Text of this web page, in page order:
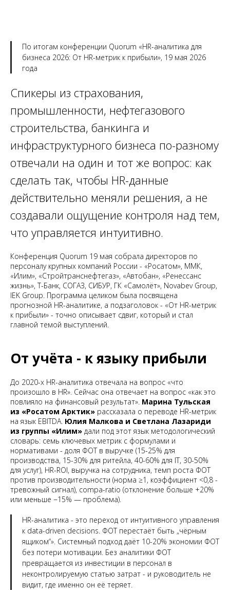
По итогам конференции Quorum «HR-аналитика для
бизнеса 2026: От HR-метрик к прибыли», 19 мая 2026
года
Спикеры из страхования,
промышленности, нефтегазового
строительства, банкинга и
инфраструктурного бизнеса по-разному
отвечали на один и тот же вопрос: как
сделать так, чтобы HR-данные
действительно меняли решения, а не
создавали ощущение контроля над тем,
что управляется интуитивно.
Конференция Quorum 19 мая собрала директоров по
персоналу крупных компаний России - «Росатом», ММК,
«Илим», «Стройтранснефтегаз», «Автобан», «Ренессанс
жизнь», Т-Банк, СОГАЗ, СИБУР, ГК «Самолёт», Novabev Group,
IEK Group. Программа целиком была посвящена
прогнозной HR-аналитике, а подзаголовок - «От HR-метрик
к прибыли» - точно описывает сдвиг, который и стал
главной темой выступлений.
От учёта - к языку прибыли
До 2020-х HR-аналитика отвечала на вопрос «что
произошло в HR». Сейчас она отвечает на вопрос «как это
повлияло на финансовый результат». Марина Тульская
из «Росатом Арктик» рассказала о переводе HR-метрик
на язык EBITDA. Юлия Малкова и Светлана Лазариди
из группы «Илим» дали под этот язык методологический
словарь: семь ключевых метрик с формулами и
нормативами - доля ФОТ в выручке (15-25% для
производства, 15-30% для ритейла, 40-60% для IT, 30-50%
для услуг), HR-ROI, выручка на сотрудника, темп роста ФОТ
против производительности (норма ≥1, коэффициент <0,8 -
тревожный сигнал), compa-ratio (отклонение больше +20%
или меньше −15% — проблема).
HR-аналитика - это переход от интуитивного управления
к data-driven decisions. ФОТ перестаёт быть „чёрным
ящиком“». Системный подход даёт 10-20% экономии ФОТ
без потери мотивации. Без аналитики ФОТ
превращается из инвестиции в персонал в
неконтролируемую статью затрат - и руководитель не
видит, где именно он её теряет.